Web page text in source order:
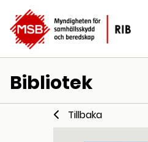
Bibliotek
Tillbaka